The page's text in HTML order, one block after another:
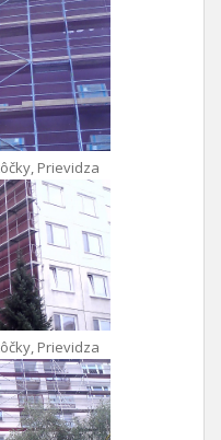
Prievidza
Prievidza